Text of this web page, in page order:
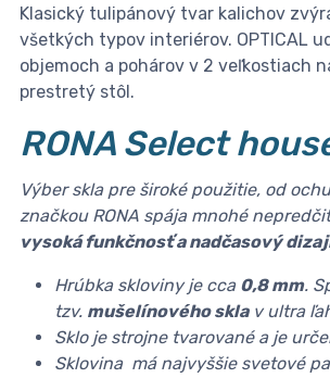
Klasický tulipánový tvar kalichov
všetkých typov interiérov. OPTICAL
objemoch a pohárov v 2 veľkostiach
prestretý stôl.
RONA Select
Výber skla pre široké použitie, od
značkou RONA spája mnohé
vysoká funkčnosť a nadčasový
Hrúbka skloviny je cca 0,8 mm.
tzv. mušelínového sklav ultra
Sklo je strojne tvarované a je
Sklovina má najvyššie svetové